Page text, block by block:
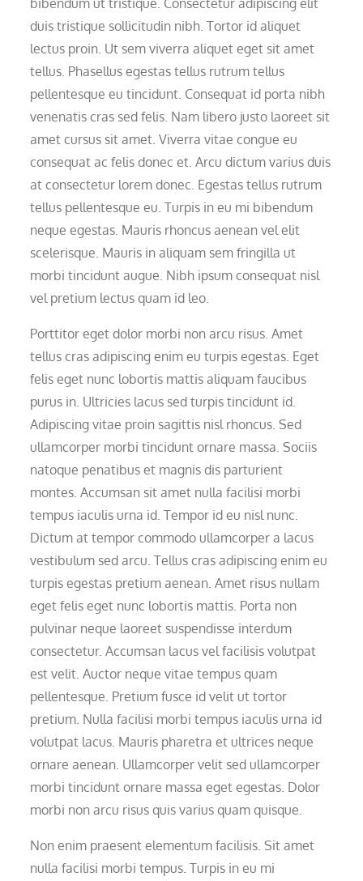
duis tristique sollicitudin nibh. Tortor id aliquet
lectus proin. Ut sem viverra aliquet eget sit amet
tellus. Phasellus egestas tellus rutrum tellus
pellentesque eu tincidunt. Consequat id porta nibh
venenatis cras sed felis. Nam libero justo laoreet sit
amet cursus sit amet. Viverra vitae congue eu
consequat ac felis donec et. Arcu dictum varius duis
at consectetur lorem donec. Egestas tellus rutrum
tellus pellentesque eu. Turpis in eu mi bibendum
neque egestas. Mauris rhoncus aenean vel elit
scelerisque. Mauris in aliquam sem fringilla ut
morbi tincidunt augue. Nibh ipsum consequat nisl
vel pretium lectus quam id leo.
Porttitor eget dolor morbi non arcu risus. Amet
tellus cras adipiscing enim eu turpis egestas. Eget
felis eget nunc lobortis mattis aliquam faucibus
purus in. Ultricies lacus sed turpis tincidunt id.
Adipiscing vitae proin sagittis nisl rhoncus. Sed
ullamcorper morbi tincidunt ornare massa. Sociis
natoque penatibus et magnis dis parturient
montes. Accumsan sit amet nulla facilisi morbi
tempus iaculis urna id. Tempor id eu nisl nunc.
Dictum at tempor commodo ullamcorper a lacus
vestibulum sed arcu. Tellus cras adipiscing enim eu
turpis egestas pretium aenean. Amet risus nullam
eget felis eget nunc lobortis mattis. Porta non
pulvinar neque laoreet suspendisse interdum
consectetur. Accumsan lacus vel facilisis volutpat
est velit. Auctor neque vitae tempus quam
pellentesque. Pretium fusce id velit ut tortor
pretium. Nulla facilisi morbi tempus iaculis urna id
volutpat lacus. Mauris pharetra et ultrices neque
ornare aenean. Ullamcorper velit sed ullamcorper
morbi tincidunt ornare massa eget egestas. Dolor
morbi non arcu risus quis varius quam quisque.
Non enim praesent elementum facilisis. Sit amet
nulla facilisi morbi tempus. Turpis in eu mi